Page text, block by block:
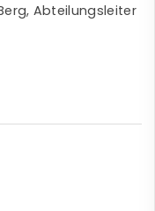
Abteilungsleiter